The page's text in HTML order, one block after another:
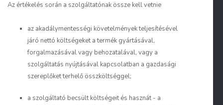
Az értékelés során a szolgáltatónak össze kell vetnie
az akadálymentességi követelmények teljesítésével
járó nettó költségeket a termék gyártásával,
forgalmazásával vagy behozatalával, vagy a
szolgáltatás nyújtásával kapcsolatban a gazdasági
szereplőket terhelő összköltséggel;
a szolgáltató becsült költségeit és hasznát - a